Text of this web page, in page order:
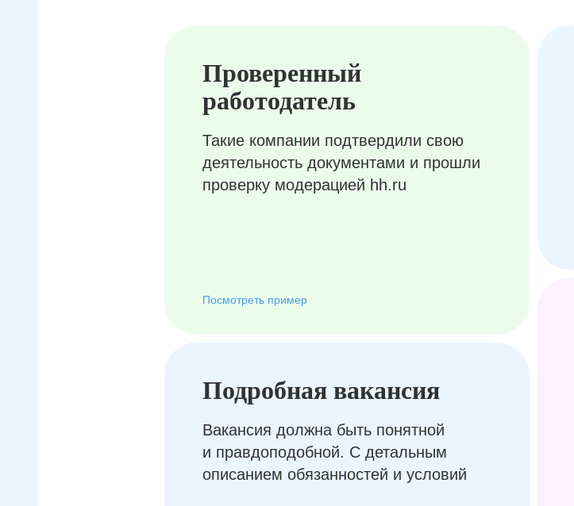
Проверенный
работодатель
Такие компании подтвердили свою
деятельность документами и прошли
проверку модерацией hh.ru
Посмотреть пример
Подробная вакансия
Вакансия должна быть понятной
и правдоподобной. С детальным
описанием обязанностей и условий